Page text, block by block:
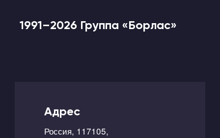
1991–2026 Группа «Борлас»
Адрес
Россия, 117105,